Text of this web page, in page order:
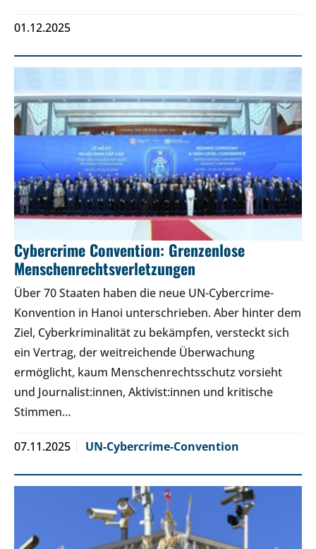
01.12.2025
Cybercrime Convention: Grenzenlose
Menschenrechtsverletzungen
Über 70 Staaten haben die neue UN-Cybercrime-
Konvention in Hanoi unterschrieben. Aber hinter dem
Ziel, Cyberkriminalität zu bekämpfen, versteckt sich
ein Vertrag, der weitreichende Überwachung
ermöglicht, kaum Menschenrechtsschutz vorsieht
und Journalist:innen, Aktivist:innen und kritische
Stimmen…
07.11.2025 UN-Cybercrime-Convention